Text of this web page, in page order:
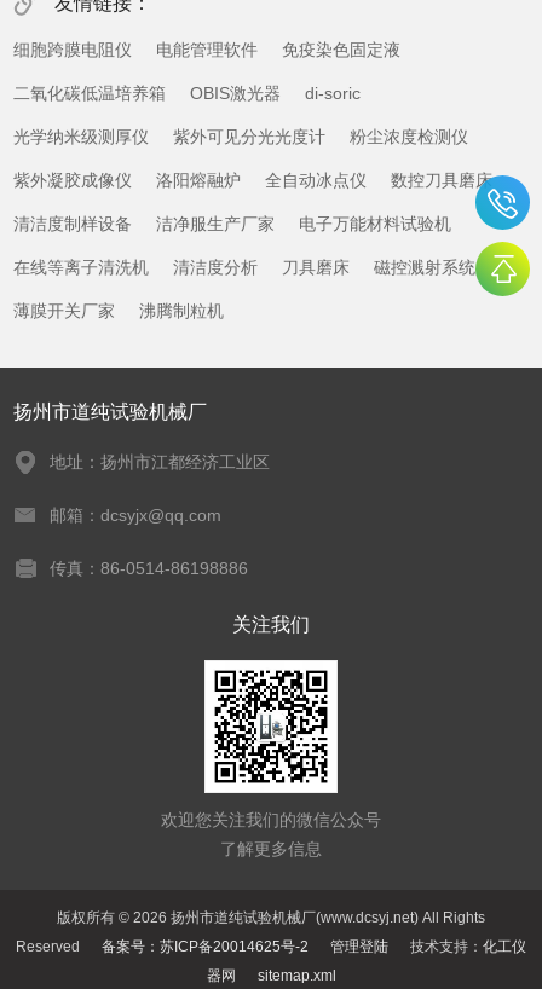
细胞跨膜电阻仪 电能管理软件 免疫染色固定液
二氧化碳低温培养箱 OBIS激光器 di-soric
光学纳米级测厚仪 紫外可见分光光度计 粉尘浓度检测仪
紫外凝胶成像仪 洛阳熔融炉 全自动冰点仪 数控刀具磨床
清洁度制样设备 洁净服生产厂家 电子万能材料试验机
在线等离子清洗机 清洁度分析 刀具磨床 磁控溅射系统
薄膜开关厂家 沸腾制粒机
扬州市道纯试验机械厂
地址：扬州市江都经济工业区
邮箱：dcsyjx@qq.com
传真：86-0514-86198886
关注我们
欢迎您关注我们的微信公众号
了解更多信息
版权所有 © 2026 扬州市道纯试验机械厂(www.dcsyj.net) All Rights
Reserved 备案号：苏ICP备20014625号-2 管理登陆 技术支持： 化工仪
器网
sitemap.xml